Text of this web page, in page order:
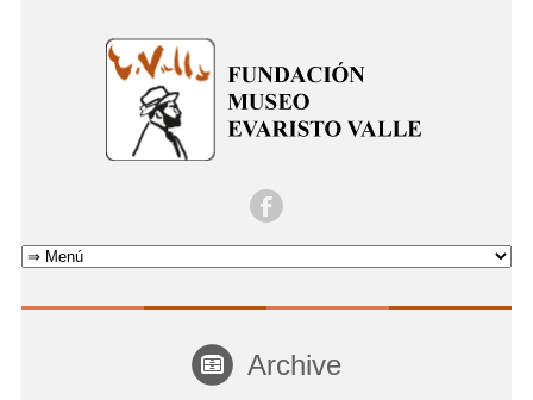
Archive